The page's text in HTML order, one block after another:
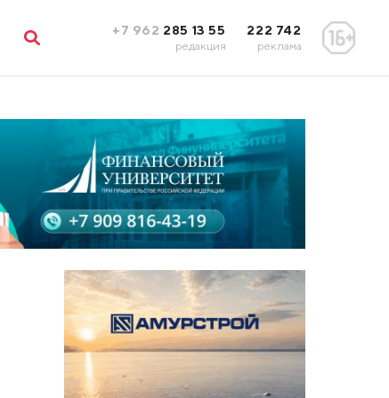
+7 962 285 13 55
редакция
222 742
реклама